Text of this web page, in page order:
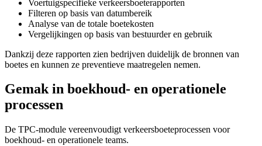
Voertuigspecifieke verkeersboeterapporten
Filteren op basis van datumbereik
Analyse van de totale boetekosten
Vergelijkingen op basis van bestuurder en gebruik
Dankzij deze rapporten zien bedrijven duidelijk de bronnen van
boetes en kunnen ze preventieve maatregelen nemen.
Gemak in boekhoud- en operationele
processen
De TPC-module vereenvoudigt verkeersboeteprocessen voor
boekhoud- en operationele teams.